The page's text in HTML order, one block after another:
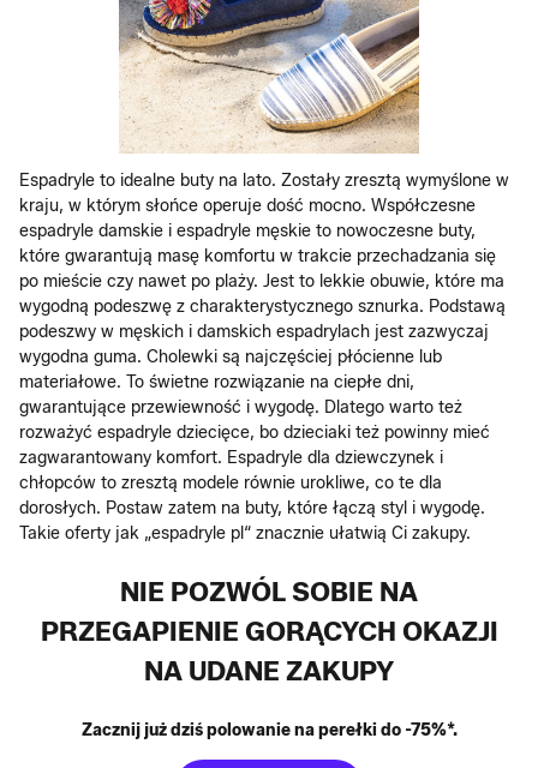
Espadryle to idealne buty na lato. Zostały zresztą wymyślone w
kraju, w którym słońce operuje dość mocno. Współczesne
espadryle damskie i espadryle męskie to nowoczesne buty,
które gwarantują masę komfortu w trakcie przechadzania się
po mieście czy nawet po plaży. Jest to lekkie obuwie, które ma
wygodną podeszwę z charakterystycznego sznurka. Podstawą
podeszwy w męskich i damskich espadrylach jest zazwyczaj
wygodna guma. Cholewki są najczęściej płócienne lub
materiałowe. To świetne rozwiązanie na ciepłe dni,
gwarantujące przewiewność i wygodę. Dlatego warto też
rozważyć espadryle dziecięce, bo dzieciaki też powinny mieć
zagwarantowany komfort. Espadryle dla dziewczynek i
chłopców to zresztą modele równie urokliwe, co te dla
dorosłych. Postaw zatem na buty, które łączą styl i wygodę.
Takie oferty jak „espadryle pl“ znacznie ułatwią Ci zakupy.
NIE POZWÓL SOBIE NA
PRZEGAPIENIE GORĄCYCH OKAZJI
NA UDANE ZAKUPY
Zacznij już dziś polowanie na perełki do -75%*.